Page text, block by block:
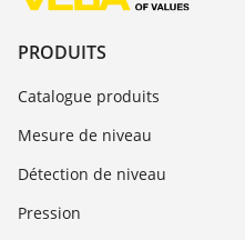
PRODUITS
Catalogue produits
Mesure de niveau
Détection de niveau
Pression